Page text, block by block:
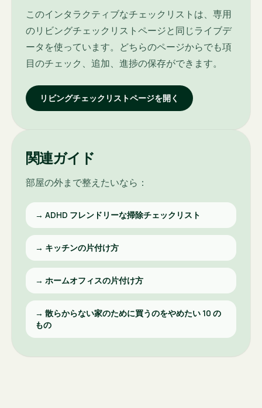
このインタラクティブなチェックリストは、専用
のリビングチェックリストページと同じライブデ
ータを使っています。どちらのページからでも項
目のチェック、追加、進捗の保存ができます。
リビングチェックリストページを開く
関連ガイド
部屋の外まで整えたいなら：
→ ADHD フレンドリーな掃除チェックリスト
→ キッチンの片付け方
→ ホームオフィスの片付け方
→ 散らからない家のために買うのをやめたい 10 の
もの